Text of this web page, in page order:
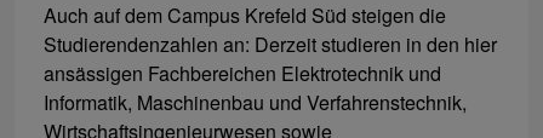
Auch auf dem Campus Krefeld Süd steigen die
Studierendenzahlen an: Derzeit studieren in den hier
ansässigen Fachbereichen Elektrotechnik und
Informatik, Maschinenbau und Verfahrenstechnik,
Wirtschaftsingenieurwesen sowie